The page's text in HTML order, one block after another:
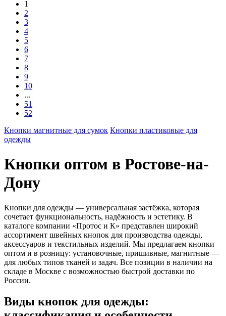
1
2
3
4
5
6
7
8
9
10
...
51
52
Кнопки магнитные для сумок Кнопки пластиковые для
одежды
Кнопки оптом в Ростове-на-
Дону
Кнопки для одежды — универсальная застёжка, которая
сочетает функциональность, надёжность и эстетику. В
каталоге компании «Протос и К» представлен широкий
ассортимент швейных кнопок для производства одежды,
аксессуаров и текстильных изделий. Мы предлагаем кнопки
оптом и в розницу: установочные, пришивные, магнитные —
для любых типов тканей и задач. Все позиции в наличии на
складе в Москве с возможностью быстрой доставки по
России.
Виды кнопок для одежды: